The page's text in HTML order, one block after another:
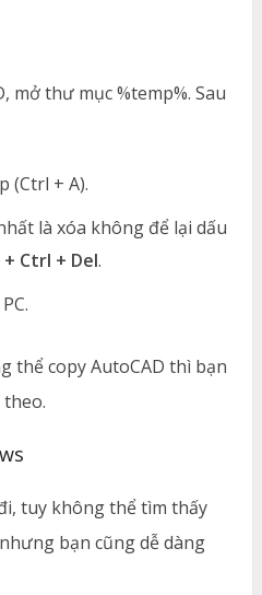
mở thư mục %temp%. Sau
(Ctrl + A).
là xóa không để lại dấu
Ctrl + Del.
thể copy AutoCAD thì bạn
tuy không thể tìm thấy
bạn cũng dễ dàng